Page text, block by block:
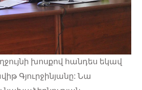
խոսքով հանդես եկավ
Գյուրջինյանը: Նա